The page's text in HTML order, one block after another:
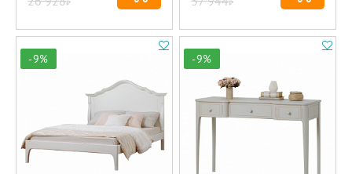
-9% -9%